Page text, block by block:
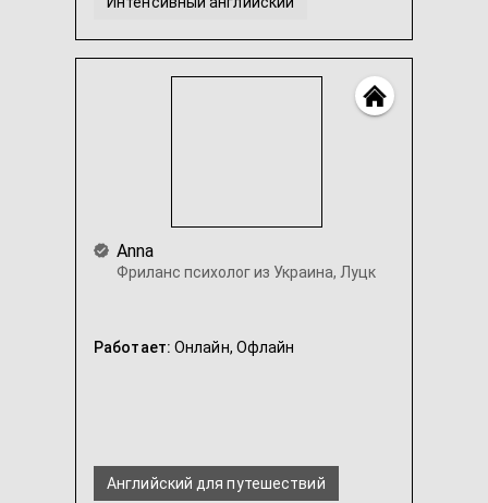
Деловой & бизнес английский
Anna
Фриланс психолог из Украина, Луцк
Работает: Онлайн, Офлайн
Английский для путешествий